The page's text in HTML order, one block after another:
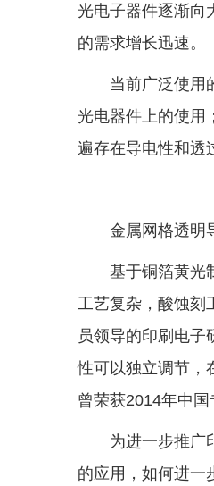
光电子器件逐渐向
的需求增长迅速。
当前广泛使用
光电器件上的使用
遍存在导电性和透
金属网格透明
基于铜箔黄光
工艺复杂，酸蚀刻
员领导的印刷电
性可以独立调节，
曾荣获2014年中国
为进一步推广
的应用，如何进一